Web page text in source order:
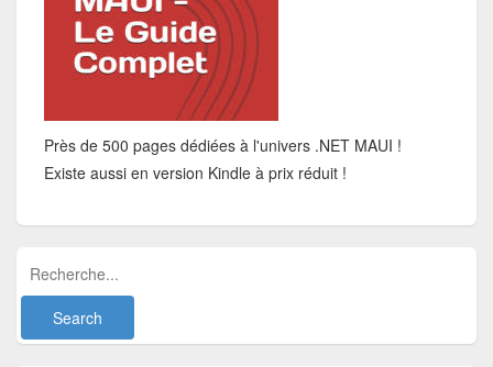
Près de 500 pages dédiées à l'univers .NET MAUI !
Existe aussi en version Kindle à prix réduit !